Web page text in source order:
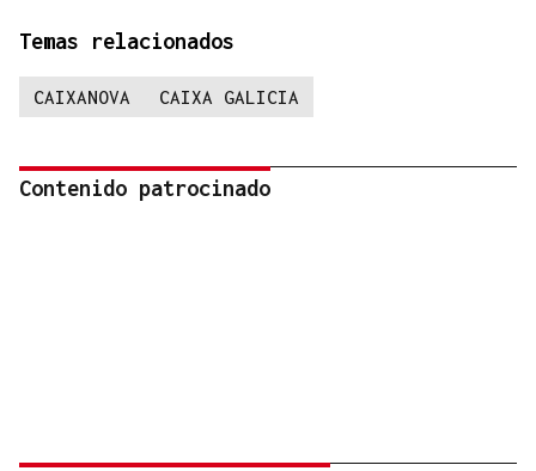
Temas relacionados
CAIXANOVA CAIXA GALICIA
Contenido patrocinado